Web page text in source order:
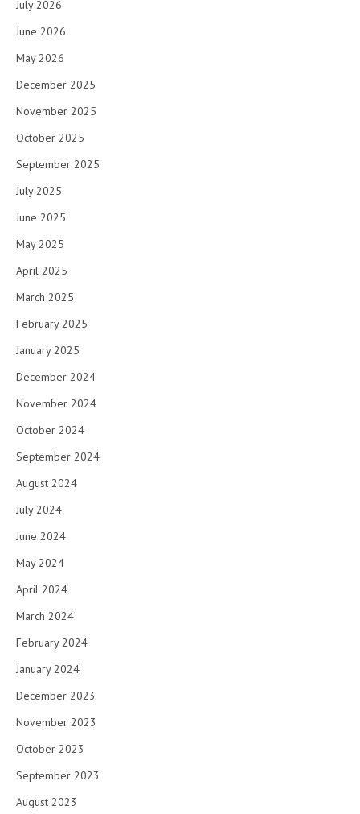
July 2026
June 2026
May 2026
December 2025
November 2025
October 2025
September 2025
July 2025
June 2025
May 2025
April 2025
March 2025
February 2025
January 2025
December 2024
November 2024
October 2024
September 2024
August 2024
July 2024
June 2024
May 2024
April 2024
March 2024
February 2024
January 2024
December 2023
November 2023
October 2023
September 2023
August 2023